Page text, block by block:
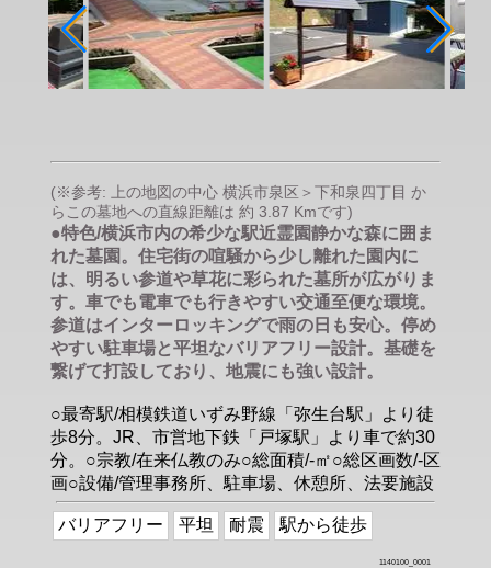
(※参考: 上の地図の中心 横浜市泉区＞下和泉四丁目 か
らこの墓地への直線距離は 約 3.87 Kmです)
●特色/横浜市内の希少な駅近霊園静かな森に囲ま
れた墓園。住宅街の喧騒から少し離れた園内に
は、明るい参道や草花に彩られた墓所が広がりま
す。車でも電車でも行きやすい交通至便な環境。
参道はインターロッキングで雨の日も安心。停め
やすい駐車場と平坦なバリアフリー設計。基礎を
繋げて打設しており、地震にも強い設計。
○最寄駅/相模鉄道いずみ野線「弥生台駅」より徒
歩8分。JR、市営地下鉄「戸塚駅」より車で約30
分。○宗教/在来仏教のみ○総面積/-㎡○総区画数/-区
画○設備/管理事務所、駐車場、休憩所、法要施設
バリアフリー 平坦 耐震 駅から徒歩
1140100_0001